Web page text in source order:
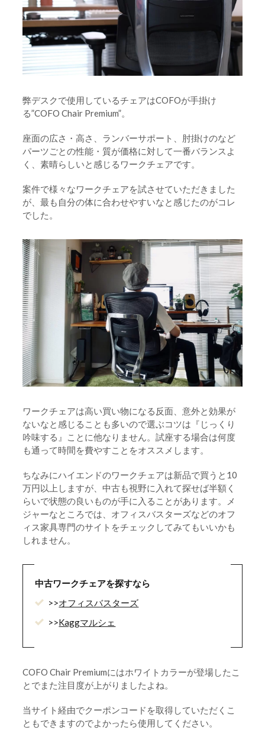
弊デスクで使用しているチェアはCOFOが手掛け
る”COFO Chair Premium”。
座面の広さ・高さ、ランバーサポート、肘掛けのなど
パーツごとの性能・質が価格に対して一番バランスよ
く、素晴らしいと感じるワークチェアです。
案件で様々なワークチェアを試させていただきました
が、最も自分の体に合わせやすいなと感じたのがコレ
でした。
ワークチェアは高い買い物になる反面、意外と効果が
ないなと感じることも多いので選ぶコツは『じっくり
吟味する』ことに他なりません。試座する場合は何度
も通って時間を費やすことをオススメします。
ちなみにハイエンドのワークチェアは新品で買うと10
万円以上しますが、中古も視野に入れて探せば半額く
らいで状態の良いものが手に入ることがあります。メ
ジャーなところでは、オフィスバスターズなどのオフ
ィス家具専門のサイトをチェックしてみてもいいかも
しれません。
中古ワークチェアを探すなら
>>オフィスバスターズ
>>Kaggマルシェ
COFO Chair Premiumにはホワイトカラーが登場したこ
とでまた注目度が上がりましたよね。
当サイト経由でクーポンコードを取得していただくこ
ともできますのでよかったら使用してください。